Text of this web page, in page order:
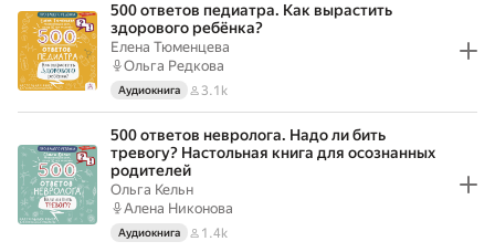
500 ответов педиатра. Как вырастить
здорового ребёнка?
Елена Тюменцева
Ольга Редкова
Аудиокнига 3.1k
500 ответов невролога. Надо ли бить
тревогу? Настольная книга для осознанных
родителей
Ольга Кельн
Алена Никонова
Аудиокнига 1.4k